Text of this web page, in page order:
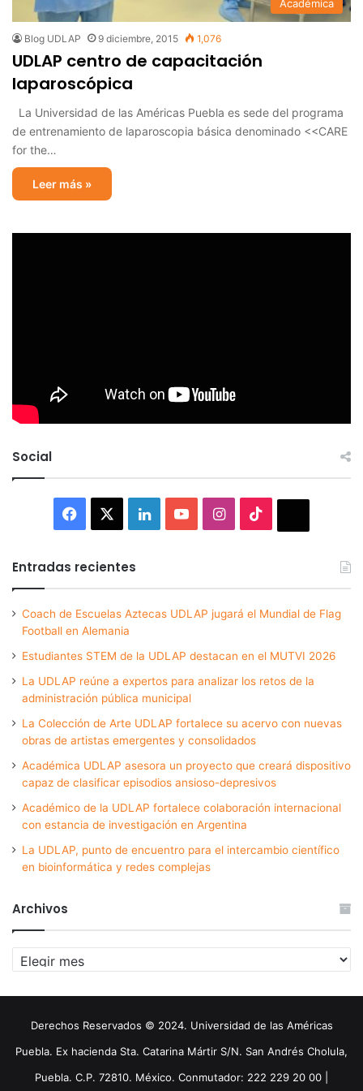
Académica
Blog UDLAP 9 diciembre, 2015 1,076
UDLAP centro de capacitación
laparoscópica
La Universidad de las Américas Puebla es sede del programa
de entrenamiento de laparoscopia básica denominado <<CARE
for the…
Leer más »
Social
Facebook LinkedInYouTubeInstagram
Entradas recientes
Coach de Escuelas Aztecas UDLAP jugará el Mundial de Flag
Football en Alemania
Estudiantes STEM de la UDLAP destacan en el MUTVI 2026
La UDLAP reúne a expertos para analizar los retos de la
administración pública municipal
La Colección de Arte UDLAP fortalece su acervo con nuevas
obras de artistas emergentes y consolidados
Académica UDLAP asesora un proyecto que creará dispositivo
capaz de clasificar episodios ansioso-depresivos
Académico de la UDLAP fortalece colaboración internacional
con estancia de investigación en Argentina
La UDLAP, punto de encuentro para el intercambio científico
en bioinformática y redes complejas
Archivos
Archivos
Derechos Reservados © 2024. Universidad de las Américas
Puebla. Ex hacienda Sta. Catarina Mártir S/N. San Andrés Cholula,
Puebla. C.P. 72810. México. Conmutador: 222 229 20 00 |